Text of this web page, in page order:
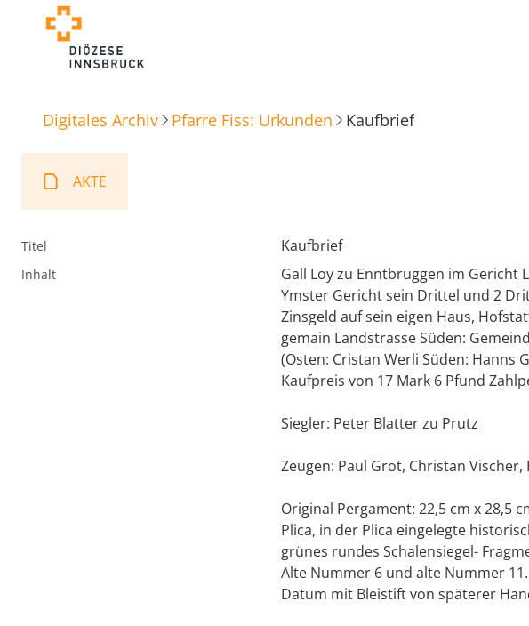
Digitales Archiv Pfarre Fiss: Urkunden Kaufbrief
AKTE
Titel Kaufbrief
Inhalt
Gall Loy zu Enntbruggen im Gericht
Ymster Gericht sein Drittel und 2
Zinsgeld auf sein eigen Haus,
gemain Landstrasse Süden:
(Osten: Cristan Werli Süden: Hanns
Kaufpreis von 17 Mark 6 Pfund
Siegler: Peter Blatter zu Prutz
Zeugen: Paul Grot, Christan
Original Pergament: 22,5 cm x 28,5
Plica, in der Plica eingelegte
grünes rundes Schalensiegel-
Alte Nummer 6 und alte Nummer 11.
Datum mit Bleistift von späterer